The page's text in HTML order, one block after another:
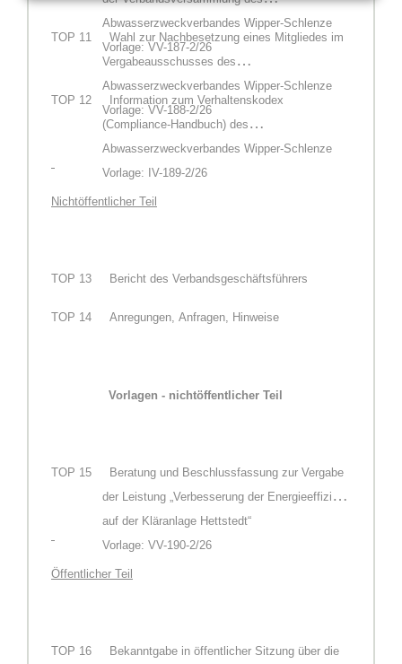
Abwasserzweckverbandes Wipper-Schlenze
Vorlage: VV-187-2/26
TOP 11
Wahl zur Nachbesetzung eines Mitgliedes im
Vergabeausschusses des
Abwasserzweckverbandes Wipper-Schlenze
Vorlage: VV-188-2/26
TOP 12
Information zum Verhaltenskodex
(Compliance-Handbuch) des
Abwasserzweckverbandes Wipper-Schlenze
Vorlage: IV-189-2/26
Nichtöffentlicher Teil
TOP 13 Bericht des Verbandsgeschäftsführers
TOP 14 Anregungen, Anfragen, Hinweise
Vorlagen - nichtöffentlicher Teil
TOP 15
Beratung und Beschlussfassung zur Vergabe
der Leistung „Verbesserung der Energieeffizienz
auf der Kläranlage Hettstedt“
Vorlage: VV-190-2/26
Öffentlicher Teil
TOP 16
Bekanntgabe in öffentlicher Sitzung über die